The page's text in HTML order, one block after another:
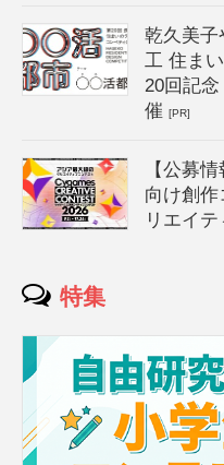
乾久美子
工 住ま
20回記
催[PR]
【公募
向け創作
リエイ
特集